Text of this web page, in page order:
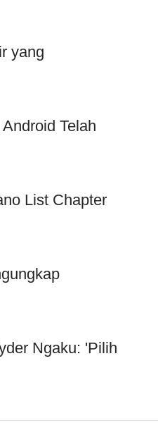
yang
Telah
List Chapter
Ngaku: 'Pilih